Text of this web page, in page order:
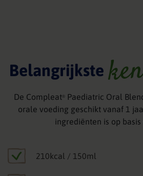
Belangrijkste
De Compleat®
Paediatric Oral
orale voeding geschikt vanaf 1
ingrediënten is op basis
210kcal / 150ml